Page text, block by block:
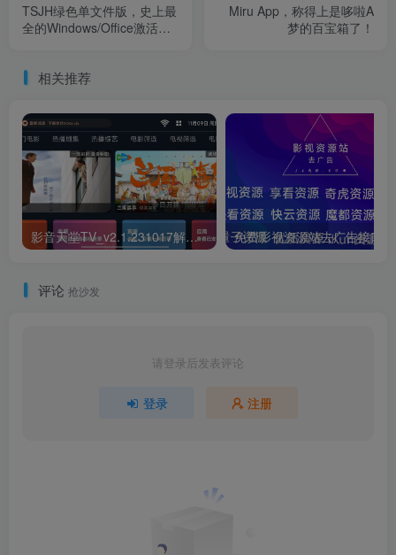
TSJH绿色单文件版，史上最
全的Windows/Office激活工
Miru App，称得上是哆啦A
梦的百宝箱了！
相关推荐
影音天堂TV_v2.1.231017解锁会员版，基于Box魔改收费的盒子！ 免费影视资源站去广告接口
评论 抢沙发
请登录后发表评论
登录 注册